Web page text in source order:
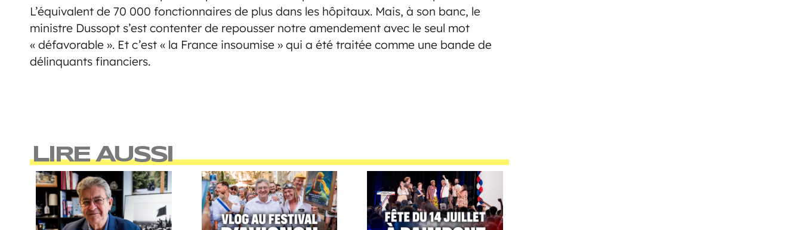
L’équivalent de 70 000 fonctionnaires de plus dans les hôpitaux. Mais, à son banc, le
ministre Dussopt s’est contenter de repousser notre amendement avec le seul mot
« défavorable ». Et c’est « la France insoumise » qui a été traitée comme une bande de
délinquants financiers.
LIRE AUSSI